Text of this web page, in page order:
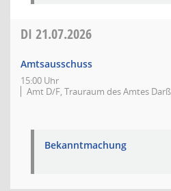
DI 21.07.2026
Amtsausschuss
15:00 Uhr
Amt D/F, Trauraum des Amtes
Bekanntmachung